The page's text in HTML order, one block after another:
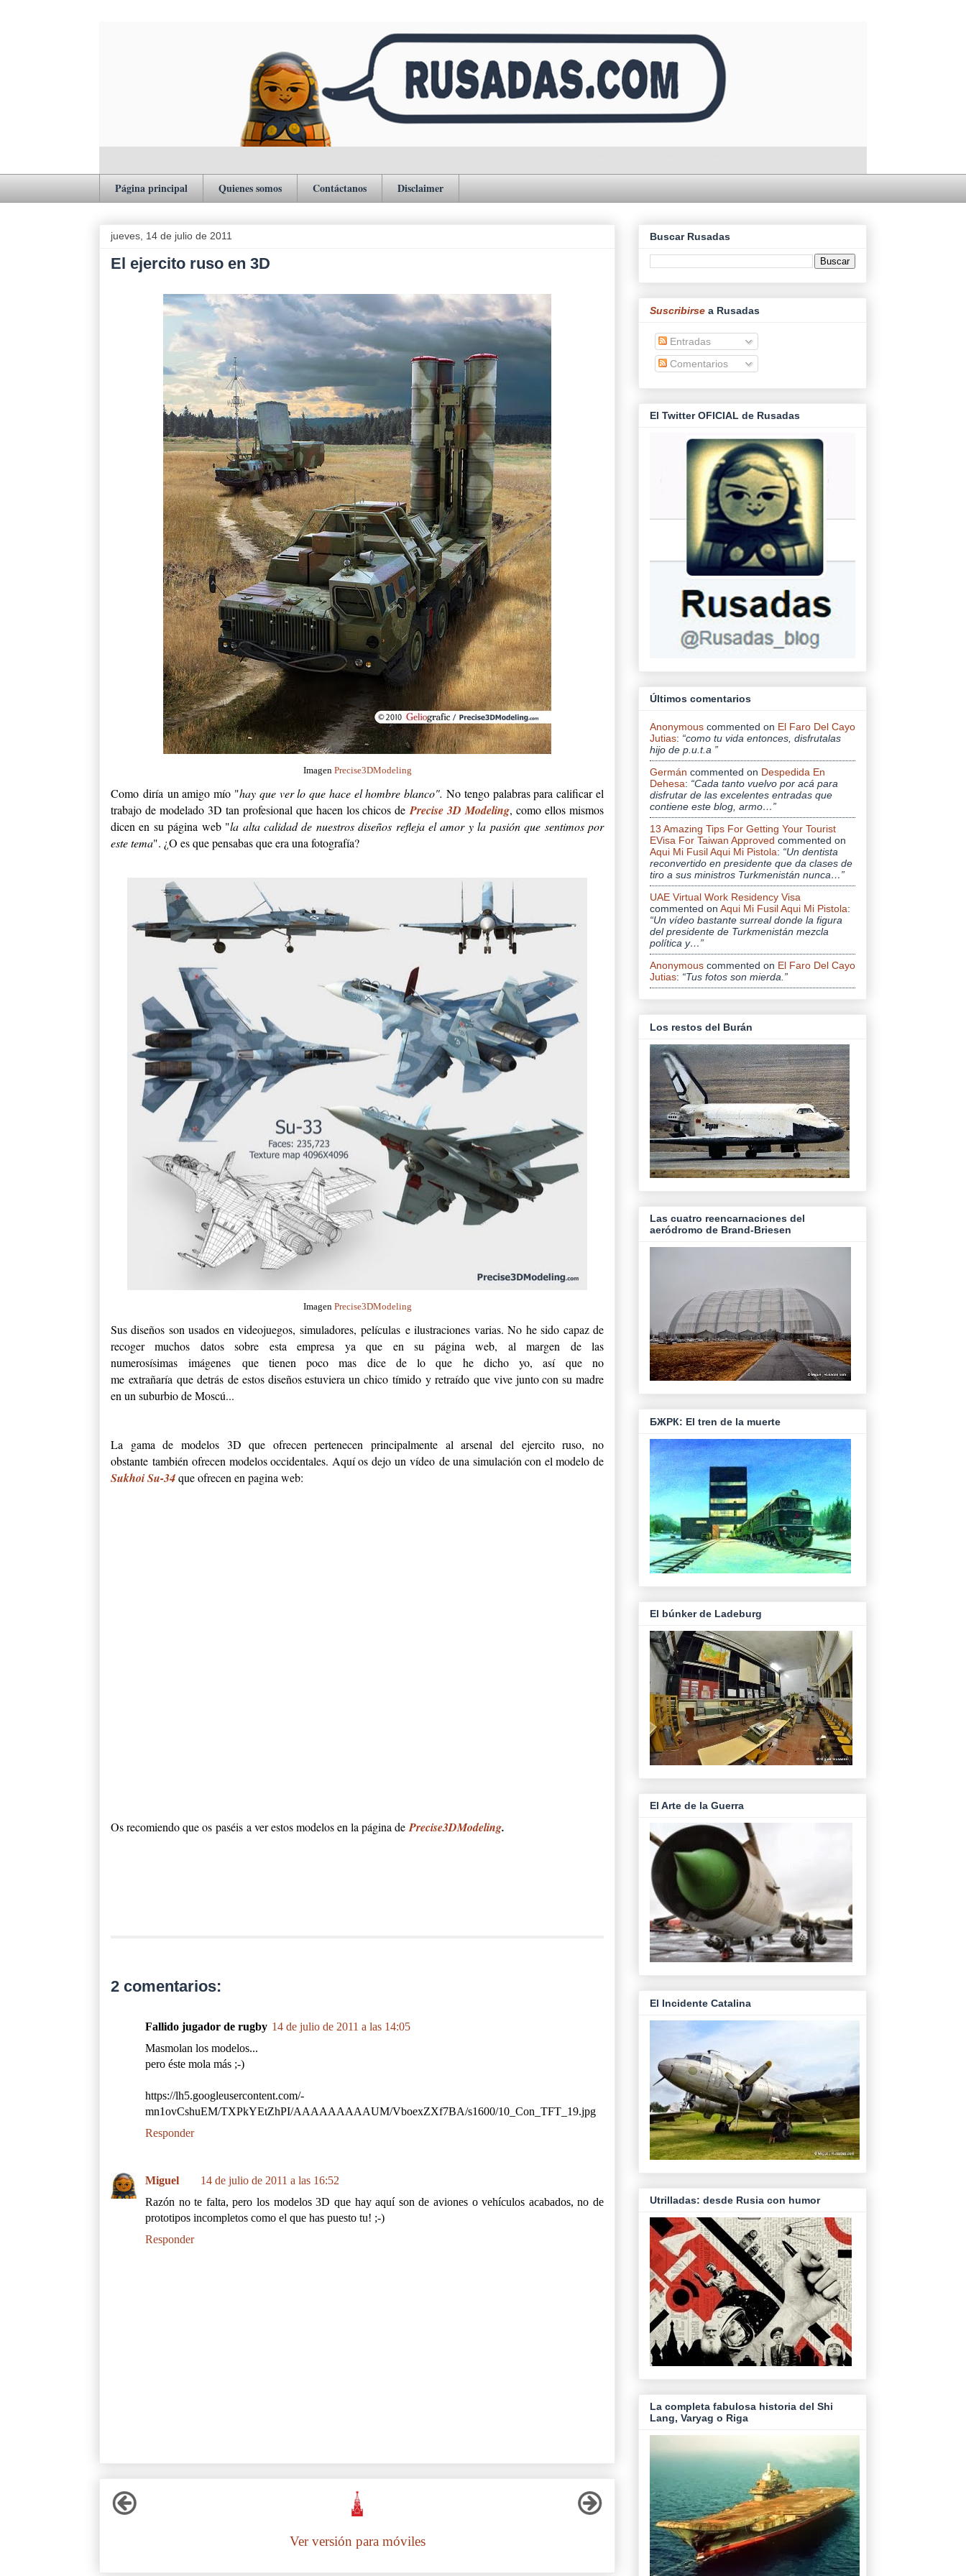
Página principal Quienes somos Contáctanos Disclaimer
jueves, 14 de julio de 2011
El ejercito ruso en 3D
Imagen Precise3DModeling
Como diría un amigo mío "hay que ver lo que hace el hombre blanco".No tengo palabras para calificar el
trabajo de modelado 3D tan profesional que hacen los chicos dePrecise 3D Modeling, como ellos mismos
dicen en su página web "la alta calidad de nuestros diseños refleja el amor y la pasión que sentimos por
este tema". ¿O es que pensabas que era una fotografía?
Imagen Precise3DModeling
Sus diseños son usados en videojuegos, simuladores, películas e ilustraciones varias. No he sido capaz de
recoger muchos datos sobre esta empresa ya que en su página web, al margen de las
numerosísimas imágenes que tienen poco mas dice de lo que he dicho yo, así que no
me extrañaría que detrás de estos diseños estuviera un chico tímido y retraído que vive junto con su madre
en un suburbio de Moscú...
La gama de modelos 3D que ofrecen pertenecen principalmente al arsenal del ejercito ruso, no
obstante también ofrecen modelos occidentales. Aquí os dejo un vídeo de una simulación con el modelo de
Sukhoi Su-34que ofrecen en pagina web:
Os recomiendo que os paséis a ver estos modelos en la página de Precise3DModeling.
2 comentarios:
Fallido jugador de rugby 14 de julio de 2011 a las 14:05
Masmolan los modelos...
pero éste mola más ;-)
https://lh5.googleusercontent.com/-
mn1ovCshuEM/TXPkYEtZhPI/AAAAAAAAAUM/VboexZXf7BA/s1600/10_Con_TFT_19.jpg
Responder
Miguel
14 de julio de 2011 a las 16:52
Razón no te falta, pero los modelos 3D que hay aquí son de aviones o vehículos acabados, no de
prototipos incompletos como el que has puesto tu! ;-)
Responder
Ver versión para móviles
Buscar Rusadas
Suscribirse a Rusadas
Entradas
Comentarios
El Twitter OFICIAL de Rusadas
Últimos comentarios
Anonymous commented on El Faro Del Cayo
Jutias: “como tu vida entonces, disfrutalas
hijo de p.u.t.a ”
Germán commented on Despedida En
Dehesa: “Cada tanto vuelvo por acá para
disfrutar de las excelentes entradas que
contiene este blog, armo…”
13 Amazing Tips For Getting Your Tourist
EVisa For Taiwan Approved commented on
Aqui Mi Fusil Aqui Mi Pistola: “Un dentista
reconvertido en presidente que da clases de
tiro a sus ministros Turkmenistán nunca…”
UAE Virtual Work Residency Visa
commented on Aqui Mi Fusil Aqui Mi Pistola:
“Un vídeo bastante surreal donde la figura
del presidente de Turkmenistán mezcla
política y…”
Anonymous commented on El Faro Del Cayo
Jutias: “Tus fotos son mierda.”
Los restos del Burán
Las cuatro reencarnaciones del
aeródromo de Brand-Briesen
БЖРК: El tren de la muerte
El búnker de Ladeburg
El Arte de la Guerra
El Incidente Catalina
Utrilladas: desde Rusia con humor
La completa fabulosa historia del Shi
Lang, Varyag o Riga